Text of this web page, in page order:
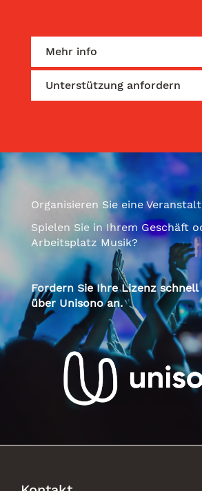
Mehr info
Unterstützung anfordern
Organisieren Sie eine
Spielen Sie in Ihrem Geschäft
Arbeitsplatz Musik?
Fordern Sie Ihre Lizenz
über Unisono an.